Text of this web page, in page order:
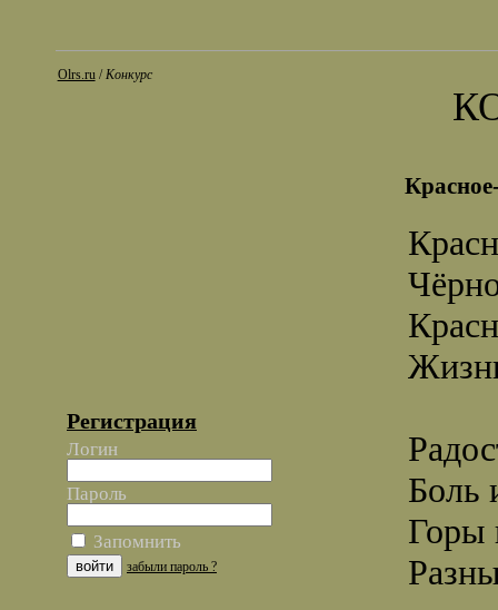
Olrs.ru/Конкурс
Регистрация
Логин
Пароль
Запомнить
забыли пароль ?
Боль
Горы